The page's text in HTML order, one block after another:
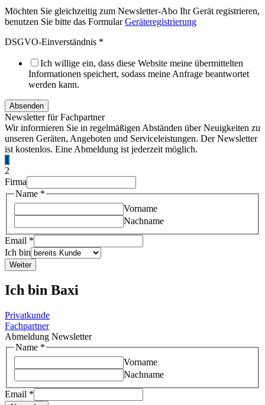
Möchten Sie gleichzeitig zum Newsletter-Abo Ihr Gerät registrieren,
benutzen Sie bitte das FormularGeräteregistrierung
DSGVO-Einverständnis *
Ich willige ein, dass diese Website meine übermittelten
Informationen speichert, sodass meine Anfrage beantwortet
werden kann.
Absenden
Newsletter für Fachpartner
Wir informieren Sie in regelmäßigen Abständen über Neuigkeiten zu
unseren Geräten, Angeboten und Serviceleistungen. Der Newsletter
ist kostenlos. Eine Abmeldung ist jederzeit möglich.
1
2
Firma
Name *
Vorname
Nachname
Email *
Ich bin
Weiter
Ich bin Baxi
Privatkunde
Fachpartner
Abmeldung Newsletter
Name *
Vorname
Nachname
Email *